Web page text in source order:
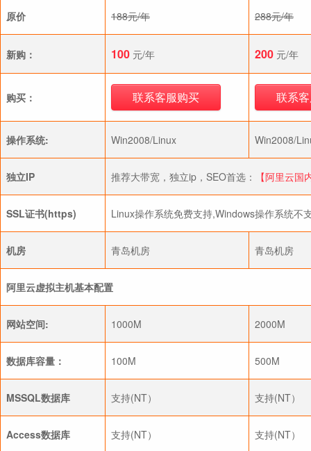
原价 188元/年 288元/年
新购： 100 元/年 200 元/年
购买： 联系客服购买 联系
操作系统: Win2008/Linux Win2008/
独立IP 推荐大带宽，独立ip，SEO首选： 【阿里云国
SSL证书(https) Linux操作系统免费支持,Windows操作系统不
机房 青岛机房 青岛机房
阿里云虚拟主机基本配置
网站空间: 1000M 2000M
数据库容量： 100M 500M
MSSQL数据库 支持(NT） 支持(NT）
Access数据库 支持(NT） 支持(NT）